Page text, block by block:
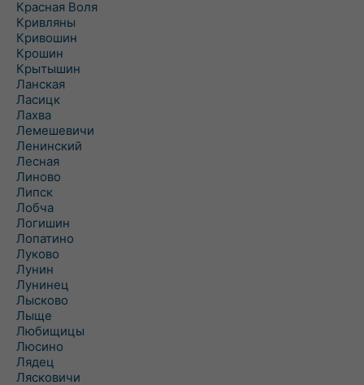
Красная Воля
Кривляны
Кривошин
Крошин
Крытышин
Ланская
Ласицк
Лахва
Лемешевичи
Ленинский
Лесная
Линово
Липск
Лобча
Логишин
Лопатино
Луково
Лунин
Лунинец
Лысково
Лыще
Любищицы
Люсино
Лядец
Лясковичи